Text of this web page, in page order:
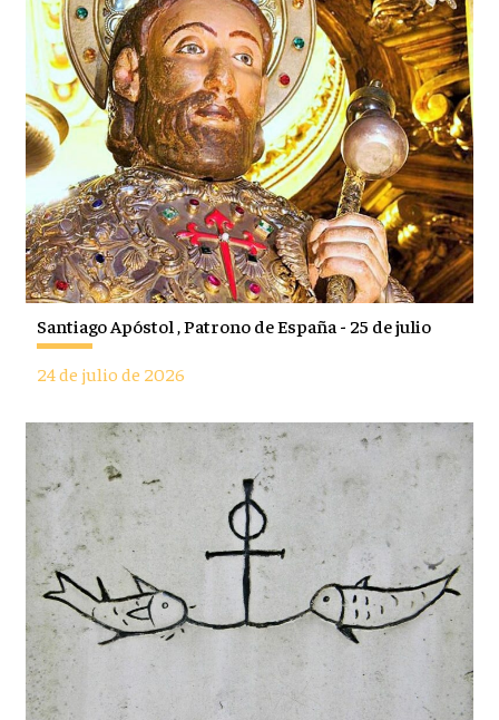
Santiago Apóstol , Patrono de España - 25 de julio
24 de julio de 2026